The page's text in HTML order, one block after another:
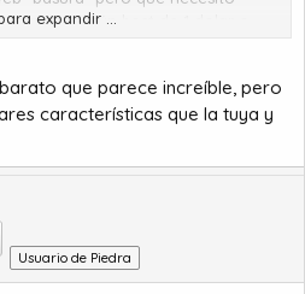
conoce algún host de 1 dolar o
expandir ...
que parece increíble, pero
características que la tuya y
Usuario de Piedra